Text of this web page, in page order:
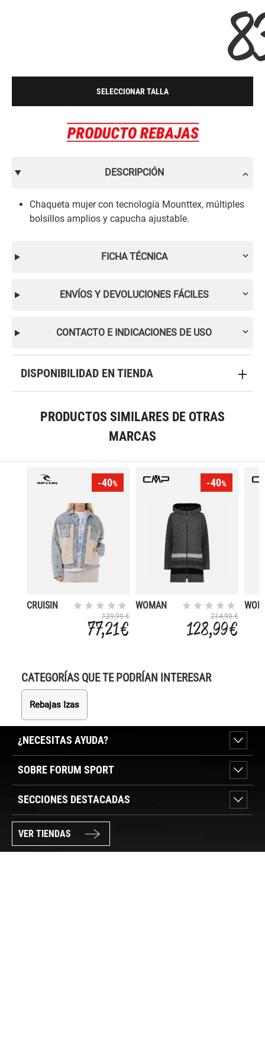
SELECCIONAR TALLA
DESCRIPCIÓN
Chaqueta mujer con tecnología Mounttex, múltiples
bolsillos amplios y capucha ajustable.
FICHA TÉCNICA
ENVÍOS Y DEVOLUCIONES FÁCILES
CONTACTO E INDICACIONES DE USO
DISPONIBILIDAD EN TIENDA
PRODUCTOS SIMILARES DE OTRAS
MARCAS
-40%
CRUISIN
129,99 €
77,21 €
-40%
WOMAN
214,99 €
128,99 €
CATEGORÍAS QUE TE PODRÍAN INTERESAR
Rebajas Izas
¿NECESITAS AYUDA?
SOBRE FORUM SPORT
SECCIONES DESTACADAS
VER TIENDAS